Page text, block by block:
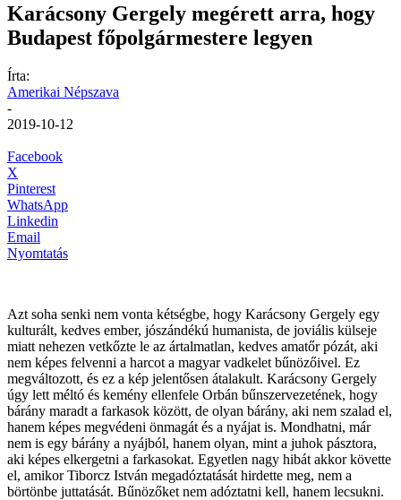
Karácsony Gergely megérett arra, hogy
Budapest főpolgármestere legyen
Írta:
Amerikai Népszava
-
2019-10-12
Facebook
X
Pinterest
WhatsApp
Linkedin
Email
Nyomtatás
Azt soha senki nem vonta kétségbe, hogy Karácsony Gergely egy
kulturált, kedves ember, jószándékú humanista, de joviális külseje
miatt nehezen vetkőzte le az ártalmatlan, kedves amatőr pózát, aki
nem képes felvenni a harcot a magyar vadkelet bűnözőivel. Ez
megváltozott, és ez a kép jelentősen átalakult. Karácsony Gergely
úgy lett méltó és kemény ellenfele Orbán bűnszervezetének, hogy
bárány maradt a farkasok között, de olyan bárány, aki nem szalad el,
hanem képes megvédeni önmagát és a nyájat is. Mondhatni, már
nem is egy bárány a nyájból, hanem olyan, mint a juhok pásztora,
aki képes elkergetni a farkasokat. Egyetlen nagy hibát akkor követte
el, amikor Tiborcz István megadóztatását hirdette meg, nem a
börtönbe juttatását. Bűnözőket nem adóztatni kell, hanem lecsukni.